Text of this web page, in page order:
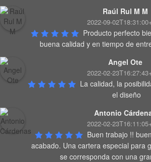
Raúl Rul M M
2022-09-
Producto perfecto
buena calidad y en tiempo de
Angel Ote
2022-02-
La calidad, la
el diseño
Antonio
2022-02-
Buen trabajo !!
acabado. Una cartera especial para
se corresponda con una